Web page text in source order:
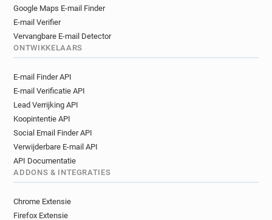
Google Maps E-mail Finder
E-mail Verifier
Vervangbare E-mail Detector
ONTWIKKELAARS
E-mail Finder API
E-mail Verificatie API
Lead Verrijking API
Koopintentie API
Social Email Finder API
Verwijderbare E-mail API
API Documentatie
ADDONS & INTEGRATIES
Chrome Extensie
Firefox Extensie